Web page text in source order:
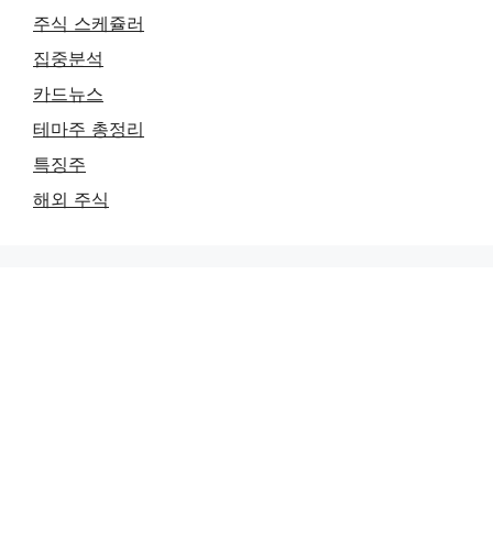
주식 스케쥴러
집중분석
카드뉴스
테마주 총정리
특징주
해외 주식